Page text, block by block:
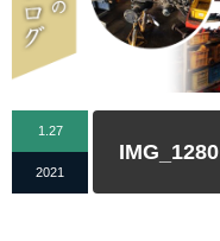
1.27
2021
IMG_1280